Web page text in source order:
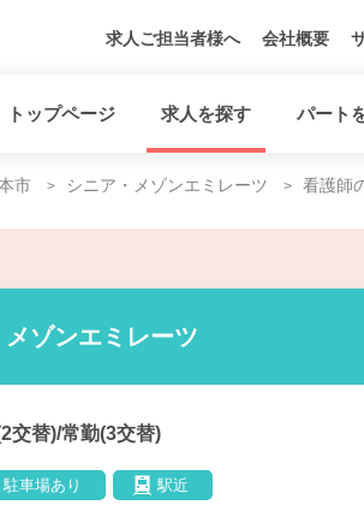
求人ご担当者様へ 会社概要
トップページ 求人を探す パート
市 シニア・メゾンエミレーツ 看護師
ゾンエミレーツ
交替)/常勤(3交替)
駐車場あり 駅近